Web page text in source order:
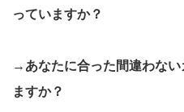
っていますか？
→あなたに合った間違わな
ますか？